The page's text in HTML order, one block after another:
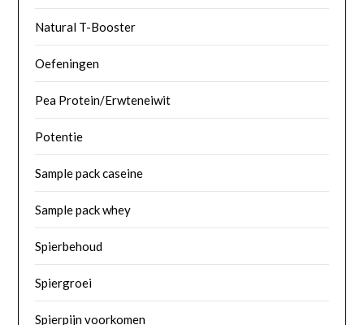
Natural T-Booster
Oefeningen
Pea Protein/Erwteneiwit
Potentie
Sample pack caseine
Sample pack whey
Spierbehoud
Spiergroei
Spierpijn voorkomen